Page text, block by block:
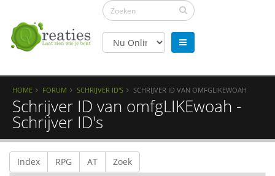
HOME FORUM SCHRIJVER ID'S SCHRIJVER ID VAN OMFGLIKEWOAH
Schrijver ID van omfgLIKEwoah -
Schrijver ID's
Index RPG AT Zoek